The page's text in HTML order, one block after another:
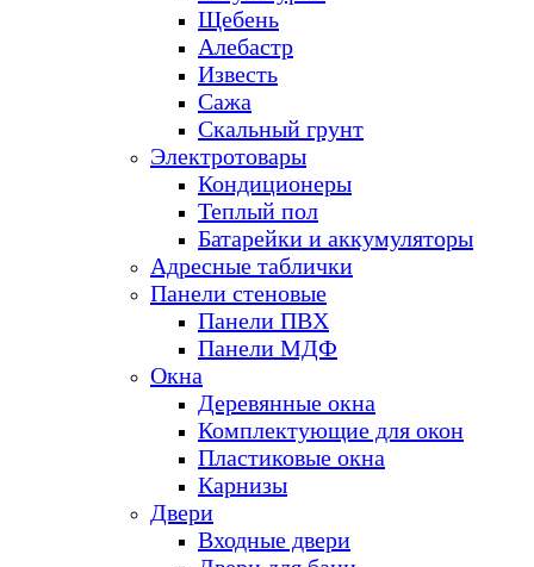
Щебень
Алебастр
Известь
Сажа
Скальный грунт
Электротовары
Кондиционеры
Теплый пол
Батарейки и аккумуляторы
Адресные таблички
Панели стеновые
Панели ПВХ
Панели МДФ
Окна
Деревянные окна
Комплектующие для окон
Пластиковые окна
Карнизы
Двери
Входные двери